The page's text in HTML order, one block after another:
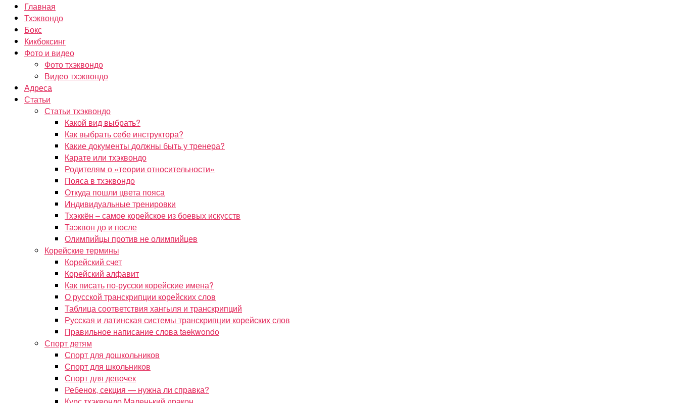
Главная
Тхэквондо
Бокс
Кикбоксинг
Фото и видео
Фото тхэквондо
Видео тхэквондо
Адреса
Статьи
Статьи тхэквондо
Какой вид выбрать?
Как выбрать себе инструктора?
Какие документы должны быть у тренера?
Карате или тхэквондо
Родителям о «теории относительности»
Пояса в тхэквондо
Откуда пошли цвета пояса
Индивидуальные тренировки
Тхэккён – самое корейское из боевых искусств
Таэквон до и после
Олимпийцы против не олимпийцев
Корейские термины
Корейский счет
Корейский алфавит
Как писать по-русски корейские имена?
О русской транскрипции корейских слов
Таблица соответствия хангыля и транскрипций
Русская и латинская системы транскрипции корейских слов
Правильное написание слова taekwondo
Спорт детям
Спорт для дошкольников
Спорт для школьников
Спорт для девочек
Ребенок, секция — нужна ли справка?